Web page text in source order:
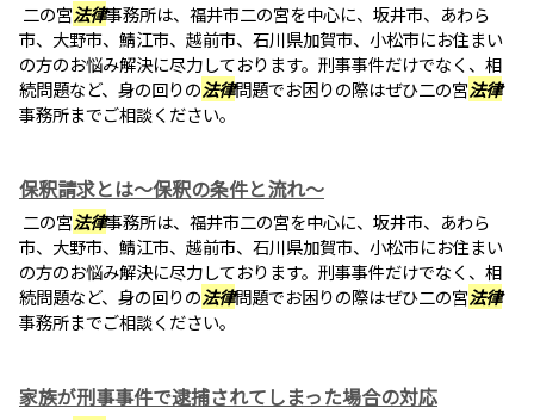
二の宮法律事務所は、福井市二の宮を中心に、坂井市、あわら
市、大野市、鯖江市、越前市、石川県加賀市、小松市にお住まい
の方のお悩み解決に尽力しております。刑事事件だけでなく、相
続問題など、身の回りの法律問題でお困りの際はぜひ二の宮法律
事務所までご相談ください。
保釈請求とは～保釈の条件と流れ～
二の宮法律事務所は、福井市二の宮を中心に、坂井市、あわら
市、大野市、鯖江市、越前市、石川県加賀市、小松市にお住まい
の方のお悩み解決に尽力しております。刑事事件だけでなく、相
続問題など、身の回りの法律問題でお困りの際はぜひ二の宮法律
事務所までご相談ください。
家族が刑事事件で逮捕されてしまった場合の対応